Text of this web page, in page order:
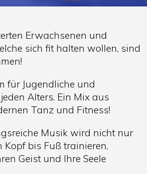
Erwachsenen und
sich fit halten wollen, sind
für Jugendliche und
Alters. Ein Mix aus
Tanz und Fitness!
Musik wird nicht nur
Kopf bis Fuß trainieren,
Geist und Ihre Seele